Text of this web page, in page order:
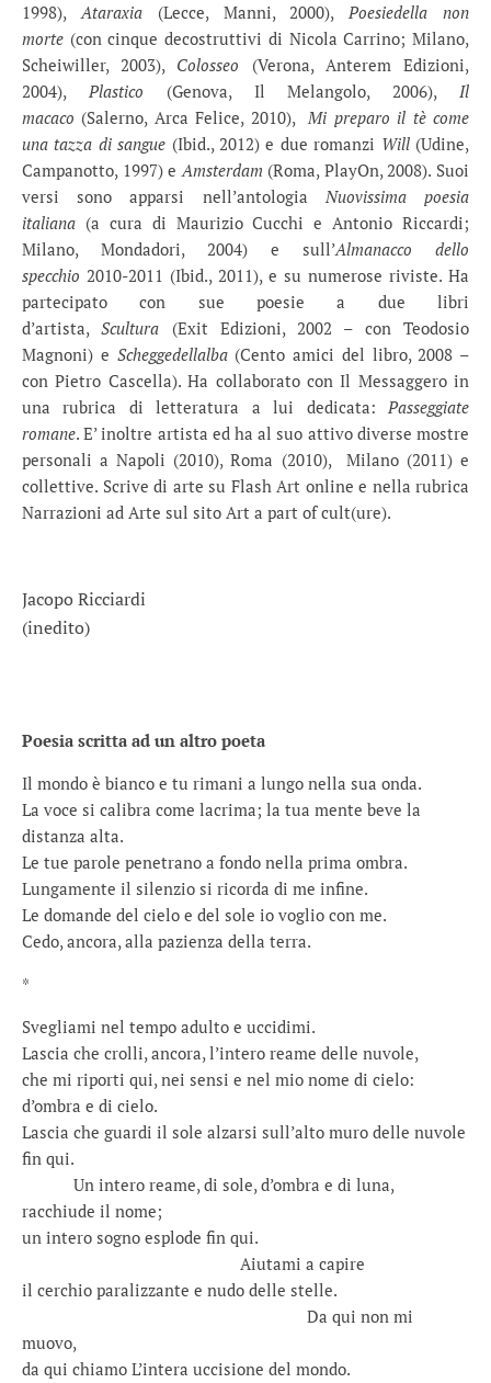
1998),Ataraxia(Lecce, Manni, 2000),Poesiedella non
morte (con cinque decostruttivi di Nicola Carrino; Milano,
Scheiwiller, 2003), Colosseo (Verona, Anterem Edizioni,
2004), Plastico (Genova, Il Melangolo, 2006),Il
macaco (Salerno, Arca Felice, 2010),Mi preparo il tè come
una tazza di sangue (Ibid., 2012) e due romanzi Will(Udine,
Campanotto, 1997) eAmsterdam (Roma, PlayOn, 2008). Suoi
versi sono apparsi nell’antologiaNuovissima poesia
italiana (a cura di Maurizio Cucchi e Antonio Riccardi;
Milano, Mondadori, 2004) e sull’Almanacco dello
specchio 2010-2011 (Ibid., 2011), e su numerose riviste. Ha
partecipato con sue poesie a due libri
d’artista,Scultura (Exit Edizioni, 2002 – con Teodosio
Magnoni) e Scheggedellalba(Cento amici del libro, 2008 –
con Pietro Cascella). Ha collaborato con Il Messaggero in
una rubrica di letteratura a lui dedicata: Passeggiate
romane. E’ inoltre artista ed ha al suo attivo diverse mostre
personali a Napoli (2010), Roma (2010), Milano (2011) e
collettive. Scrive di arte su Flash Art online e nella rubrica
Narrazioni ad Arte sul sito Art a part of cult(ure).
Jacopo Ricciardi
(inedito)
Poesia scritta ad un altro poeta
Il mondo è bianco e tu rimani a lungo nella sua onda.
La voce si calibra come lacrima; la tua mente beve la
distanza alta.
Le tue parole penetrano a fondo nella prima ombra.
Lungamente il silenzio si ricorda di me infine.
Le domande del cielo e del sole io voglio con me.
Cedo, ancora, alla pazienza della terra.
*
Svegliami nel tempo adulto e uccidimi.
Lascia che crolli, ancora, l’intero reame delle nuvole,
che mi riporti qui, nei sensi e nel mio nome di cielo:
d’ombra e di cielo.
Lascia che guardi il sole alzarsi sull’alto muro delle nuvole
fin qui.
Un intero reame, di sole, d’ombra e di luna,
racchiude il nome;
un intero sogno esplode fin qui.
Aiutami a capire
il cerchio paralizzante e nudo delle stelle.
Da qui non mi
muovo,
da qui chiamo L’intera uccisione del mondo.